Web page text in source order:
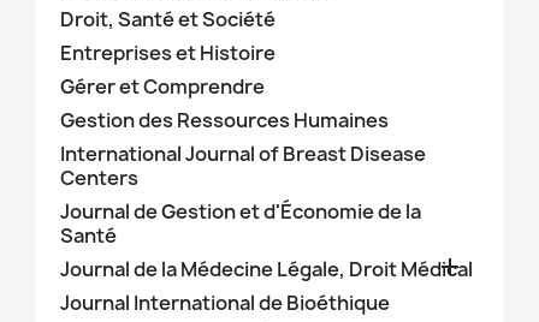
Droit, Santé et Société
Entreprises et Histoire
Gérer et Comprendre
Gestion des Ressources Humaines
International Journal of Breast Disease
Centers
Journal de Gestion et d'Économie de la
Santé
Journal de la Médecine Légale, Droit Médical

Journal International de Bioéthique